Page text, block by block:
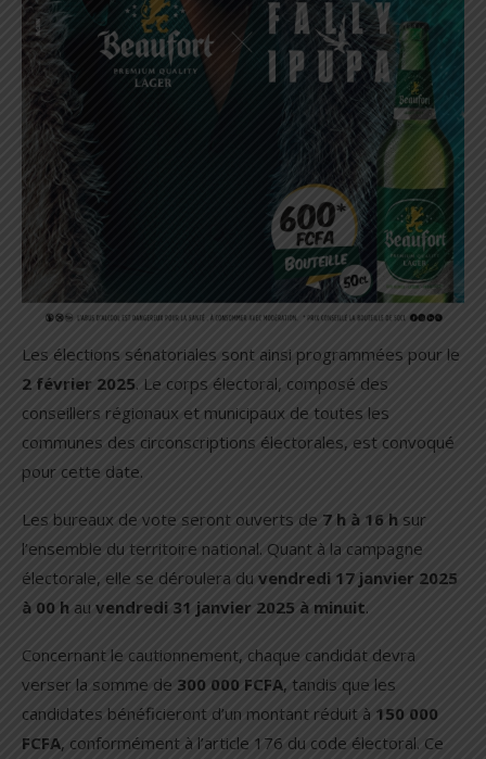
Les élections sénatoriales sont ainsi programmées pour le
2 février 2025. Le corps électoral, composé des
conseillers régionaux et municipaux de toutes les
communes des circonscriptions électorales, est convoqué
pour cette date.
Les bureaux de vote seront ouverts de 7 h à 16 h sur
l’ensemble du territoire national. Quant à la campagne
électorale, elle se déroulera du vendredi 17 janvier 2025
à 00 h au vendredi 31 janvier 2025 à minuit.
Concernant le cautionnement, chaque candidat devra
verser la somme de 300 000 FCFA, tandis que les
candidates bénéficieront d’un montant réduit à 150 000
FCFA, conformément à l’article 176 du code électoral. Ce